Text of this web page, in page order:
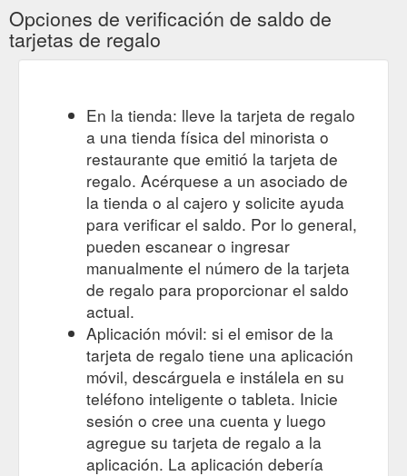
$25 T.I. Performance Gift Voucher – T.I. Performance
$25 T.I.
Performance Gift Voucher. Surprise someone today! In Stock.
All fields below are optional. Add to cart. SKU: TC019
someone today! This item can be redeemed for any order
made through the site to the value of $25. Additional
information. Brand: T.I. Performance ...
https://www.tiperformance.com.au/products/25-gift-voucher/
Opciones de verificación de saldo de
tarjetas de regalo
En la tienda: lleve la tarjeta de regalo
a una tienda física del minorista o
restaurante que emitió la tarjeta de
regalo. Acérquese a un asociado de
la tienda o al cajero y solicite ayuda
para verificar el saldo. Por lo general,
pueden escanear o ingresar
manualmente el número de la tarjeta
de regalo para proporcionar el saldo
actual.
Aplicación móvil: si el emisor de la
tarjeta de regalo tiene una aplicación
móvil, descárguela e instálela en su
teléfono inteligente o tableta. Inicie
sesión o cree una cuenta y luego
agregue su tarjeta de regalo a la
aplicación. La aplicación debería